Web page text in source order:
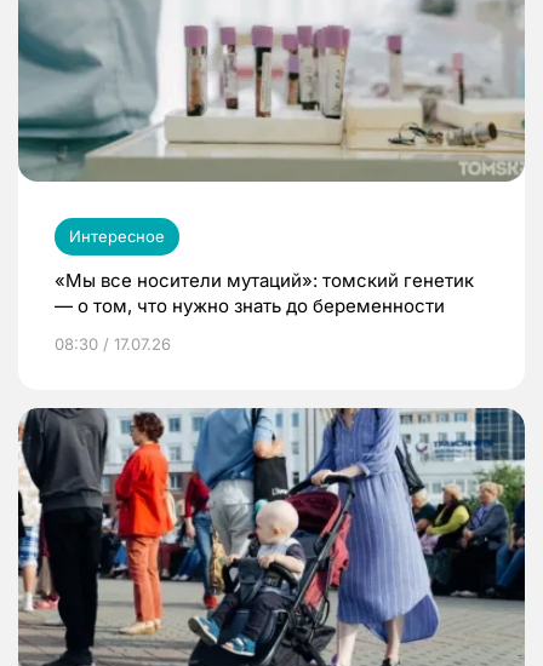
Интересное
«Мы все носители мутаций»: томский генетик
— о том, что нужно знать до беременности
08:30 / 17.07.26